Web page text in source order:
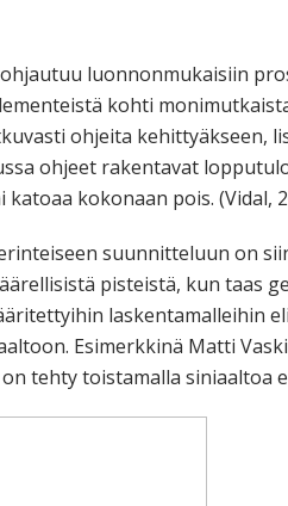
luonnonmukaisiin
kohti
ohjeita kehittyäkseen,
ohjeet rakentavat
kokonaan pois. (Vidal,
suunnitteluun on
pisteistä, kun taas
laskentamalleihin
Esimerkkinä Matti
tehty toistamalla siniaaltoa